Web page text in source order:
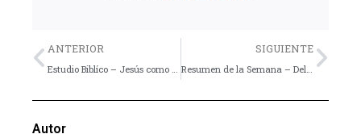
Previo
ANTERIOR SIGUIENTE
Autor